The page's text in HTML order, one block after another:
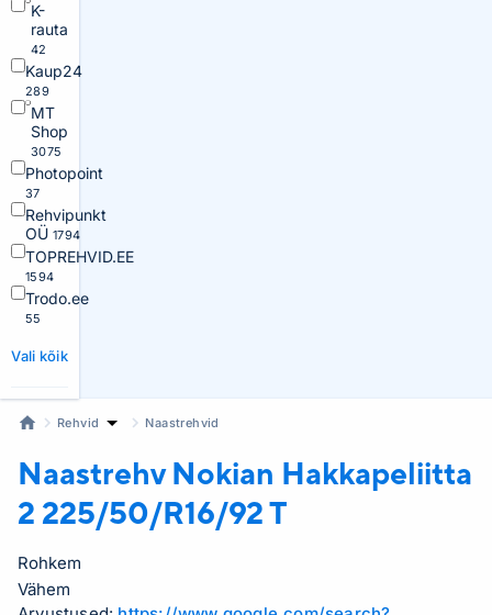
K-
rauta
42
Kaup24
289
MT
Shop
3075
Photopoint
37
Rehvipunkt
OÜ 1794
TOPREHVID.EE
1594
Trodo.ee
55
Vali kõik
Rehvid Naastrehvid
Naastrehv Nokian Hakkapeliitta
2 225/50/R16/92 T
Rohkem
Vähem